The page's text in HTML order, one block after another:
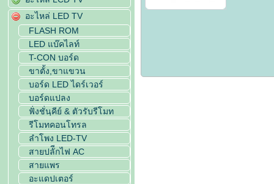
อะไหล่ LED TV
FLASH ROM
LED แบ๊คไลท์
T-CON บอร์ด
ขาตั้ง,ขาแขวน
บอร์ด LED ไดร์เวอร์
บอร์ดแปลง
ฟั่งชั่นฺคีย์ & ตัวรับรีโมท
รีโมทคอนโทรล
ลำโพง LED-TV
สายปลัีกไฟ AC
สายแพร
อะแดปเตอร์